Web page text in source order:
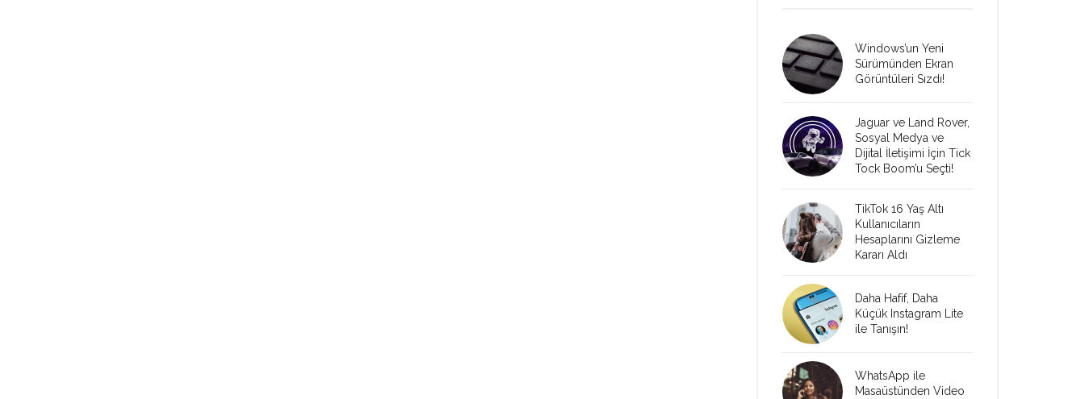
Windows’un Yeni
Sürümünden Ekran
Görüntüleri Sızdı!
Jaguar ve Land Rover,
Sosyal Medya ve
Dijital İletişimi İçin Tick
Tock Boom’u Seçti!
TikTok 16 Yaş Altı
Kullanıcıların
Hesaplarını Gizleme
Kararı Aldı
Daha Hafif, Daha
Küçük Instagram Lite
ile Tanışın!
WhatsApp ile
Masaüstünden Video